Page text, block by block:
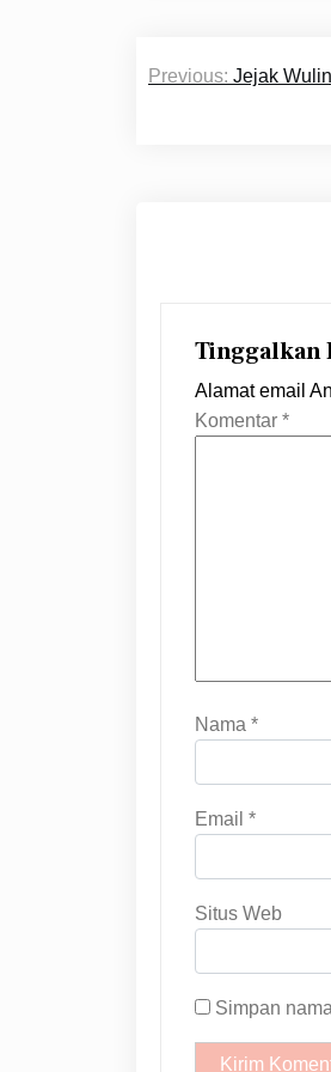
Navigasi
Previous: Jejak
Tinggalkan
Alamat email
Komentar *
Nama *
Email *
Situs Web
Simpan